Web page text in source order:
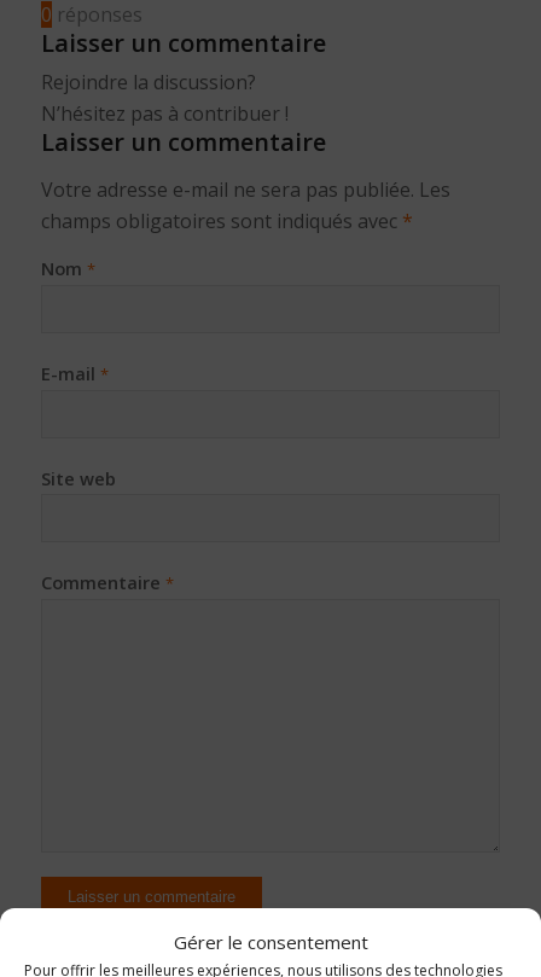
Gérer le consentement
Pour offrir les meilleures expériences, nous utilisons des technologies
0 réponses
Laisser un commentaire
Rejoindre la discussion?
N’hésitez pas à contribuer !
Laisser un commentaire
Votre adresse e-mail ne sera pas publiée. Les
champs obligatoires sont indiqués avec *
Nom *
E-mail *
Site web
Commentaire *